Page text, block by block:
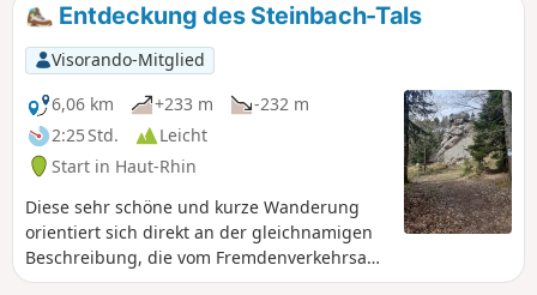
Entdeckung des Steinbach-Tals
Visorando-Mitglied
6,06 km
+233 m
-232 m
2:25 Std.
Leicht
Start in Haut-Rhin
Diese sehr schöne und kurze Wanderung
orientiert sich direkt an der gleichnamigen
Beschreibung, die vom Fremdenverkehrsamt
Cernay veröffentlicht wurde.